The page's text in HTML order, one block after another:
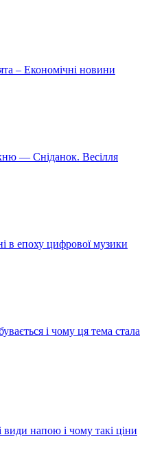
– Економічні новини
— Сніданок. Весілля
в епоху цифрової музики
і чому ця тема стала
види напою і чому такі ціни